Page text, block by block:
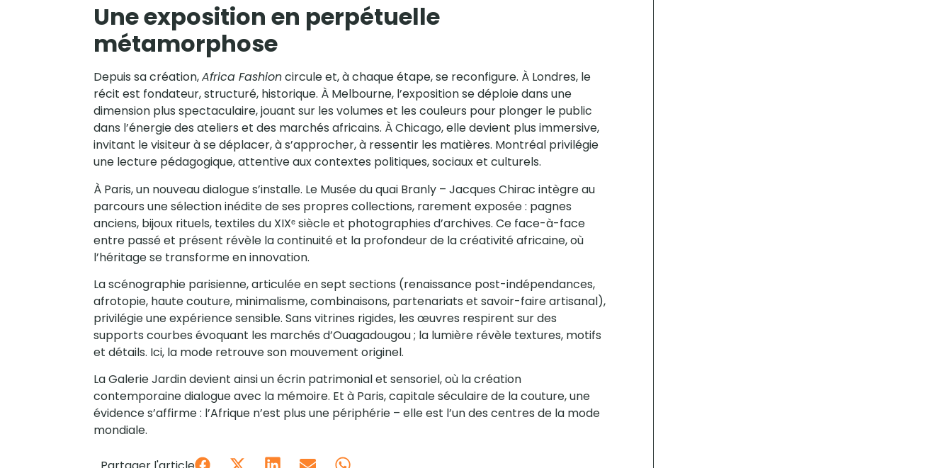
Une exposition en perpétuelle
métamorphose
Depuis sa création,Africa Fashioncircule et, à chaque étape, se reconfigure. À Londres, le
récit est fondateur, structuré, historique. À Melbourne, l’exposition se déploie dans une
dimension plus spectaculaire, jouant sur les volumes et les couleurs pour plonger le public
dans l’énergie des ateliers et des marchés africains. À Chicago, elle devient plus immersive,
invitant le visiteur à se déplacer, à s’approcher, à ressentir les matières. Montréal privilégie
une lecture pédagogique, attentive aux contextes politiques, sociaux et culturels.
À Paris, un nouveau dialogue s’installe. Le Musée du quai Branly – Jacques Chirac intègre au
parcours une sélection inédite de ses propres collections, rarement exposée : pagnes
anciens, bijoux rituels, textiles du XIXᵉ siècle et photographies d’archives. Ce face-à-face
entre passé et présent révèle la continuité et la profondeur de la créativité africaine, où
l’héritage se transforme en innovation.
La scénographie parisienne, articulée en sept sections (renaissance post-indépendances,
afrotopie, haute couture, minimalisme, combinaisons, partenariats et savoir-faire artisanal),
privilégie une expérience sensible. Sans vitrines rigides, les œuvres respirent sur des
supports courbes évoquant les marchés d’Ouagadougou ; la lumière révèle textures, motifs
et détails. Ici, la mode retrouve son mouvement originel.
La Galerie Jardin devient ainsi un écrin patrimonial et sensoriel, où la création
contemporaine dialogue avec la mémoire. Et à Paris, capitale séculaire de la couture, une
évidence s’affirme : l’Afrique n’est plus une périphérie – elle est l’un des centres de la mode
mondiale.